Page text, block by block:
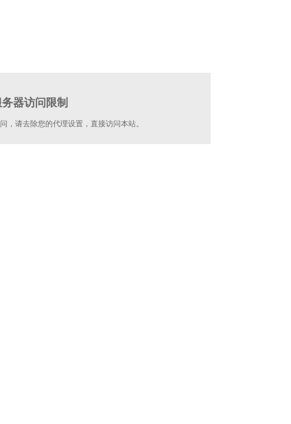
器访问限制
，请去除您的代理设置，直接访问本站。